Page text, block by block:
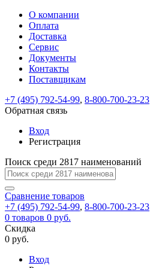
ВходРегистрация
Только
test@example.com
отправлена
по
ней
для
регистрации.
Ок
Только
Запомнить
меня
Забыли
Восстановление
пароля
Заполните
форму.
Мы
отправим
ссылку
на
указанный
электронный
адрес,
перейдя
по
которой
вы
новый
На
вашу
test@test.ru
отправлена
ссылка.
Перейдите
по
для
смены
пароля.
Введите
новый
пароль
Сменить
Пароль
успешно
Войти
Обратная
связь
Сообщение
пользовательского
соглашения
Ваше
сообщение
успешно
О компании
Оплата
Доставка
Сервис
Документы
Контакты
Поставщикам
+7 (495) 792-54-99, 8-800-700-23-23
Обратная связь
Вход
Регистрация
Поиск среди 2817 наименований
Сравнение товаров
+7 (495) 792-54-99, 8-800-700-23-23
0 товаров 0 руб.
Скидка
0 руб.
Вход